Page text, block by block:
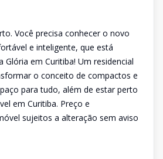
Você precisa conhecer o novo
e inteligente, que está
Glória em Curitiba! Um residencial
o conceito de compactos e
para tudo, além de estar perto
em Curitiba. Preço e
sujeitos a alteração sem aviso